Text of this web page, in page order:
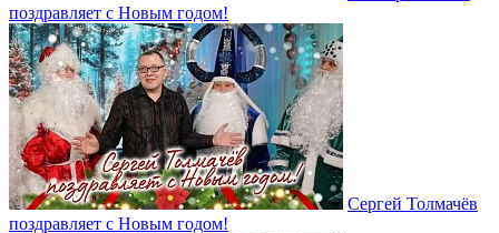
поздравляет с Новым годом!
Сергей Толмачёв
поздравляет с Новым годом!